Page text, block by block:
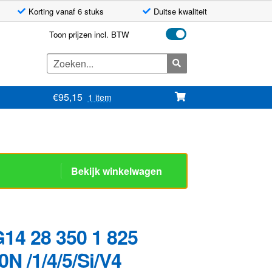
Korting vanaf 6 stuks Duitse kwaliteit
Toon prijzen incl. BTW
Zoeken
naar:
€95,15 1 item
Bekijk winkelwagen
28 350 1 825
/1/4/5/Si/V4